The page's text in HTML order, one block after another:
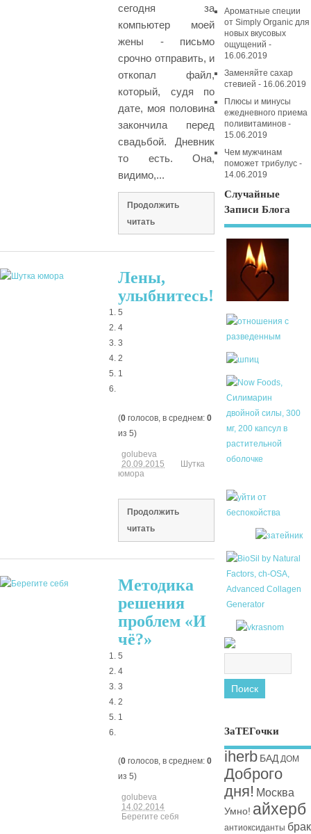
сегодня за
компьютер моей
жены - письмо
срочно отправить, и
откопал файл,
который, судя по
дате, моя половина
закончила перед
свадьбой. Дневник
то есть. Она,
видимо,...
Продолжить
читать
Лены,
улыбнитесь!
5
4
3
2
1
(0 голосов, в среднем: 0
из 5)
golubeva
20.09.2015
Шутка
юмора
Продолжить
читать
Методика
решения
проблем «И
чё?»
5
4
3
2
1
(0 голосов, в среднем: 0
из 5)
golubeva
14.02.2014
Берегите себя
Ароматные специи
от Simply Organic для
новых вкусовых
ощущений -
16.06.2019
Заменяйте сахар
стевией - 16.06.2019
Плюсы и минусы
ежедневного приема
поливитаминов -
15.06.2019
Чем мужчинам
поможет трибулус -
14.06.2019
Случайные
Записи Блога
ЗаТЕГочки
iherb БАД ДОМ
Доброго
дня! Москва
Умно! айхерб
антиоксиданты брак